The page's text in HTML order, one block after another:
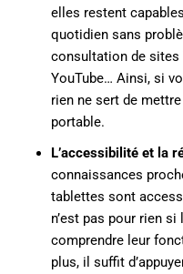
elles restent
quotidien sans
consultation de sites
YouTube… Ainsi, si
rien ne sert de
portable.
L’accessibilité et la
connaissances
tablettes sont
n’est pas pour rien
comprendre leur
plus, il suffit